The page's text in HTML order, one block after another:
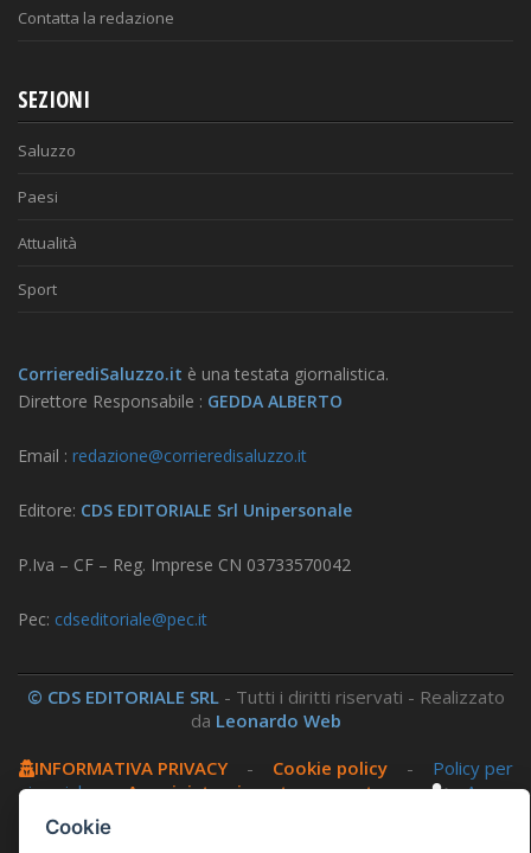
Contatta la redazione
SEZIONI
Saluzzo
Paesi
Attualità
Sport
CorrierediSaluzzo.it è una testata giornalistica.
Direttore Responsabile : GEDDA ALBERTO
Email : redazione@corrieredisaluzzo.it
Editore: CDS EDITORIALE Srl Unipersonale
P.Iva – CF – Reg. Imprese CN 03733570042
Pec: cdseditoriale@pec.it
© CDS EDITORIALE SRL - Tutti i diritti riservati - Realizzato
da Leonardo Web
INFORMATIVA PRIVACY- Cookie policy- Policy per
i social-Amministrazione trasparente-
Area
Cookie